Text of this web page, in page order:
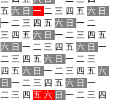
五 六 日 一 二 三 四 五 六 日
一 二 三 四 五 六 日 一 二
三 四 五 六 日 一 二 三 四 五
六 日 一 二 三 四 五 六 日 一
二 三 四 五 六 日 一 二 三
四 五 六 日 一 二 三 四 五 六
日 一 二 三 四 五 六 日 一
二 三 四 五 六 日 一 二 三 四